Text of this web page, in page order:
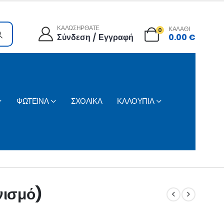
ΚΑΛΩΣΗΡΘΑΤΕ
Σύνδεση / Εγγραφή
0 ΚΑΛΑΘΙ
0.00 €
ΦΩΤΕΙΝΑ ΣΧΟΛΙΚΑ ΚΑΛΟΥΠΙΑ